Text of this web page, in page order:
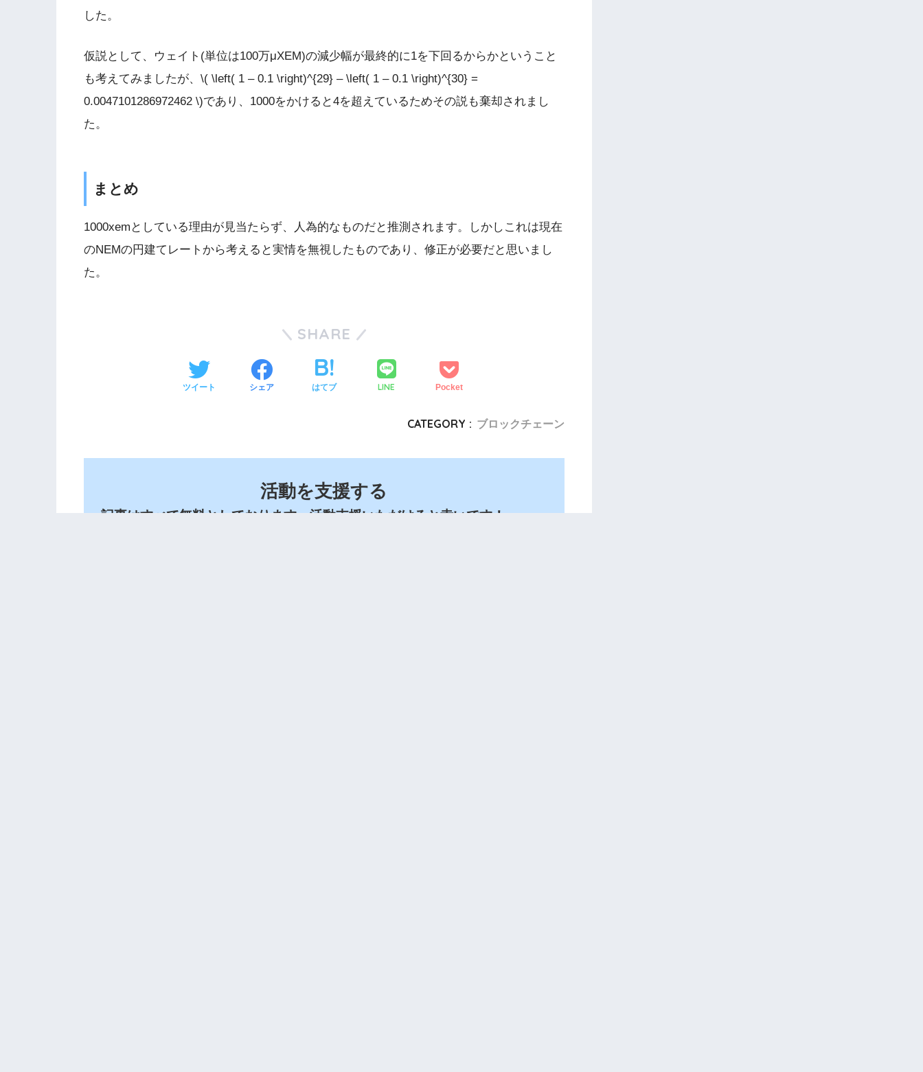
した。
仮説として、ウェイト(単位は100万μXEM)の減少幅が最終的に1を下回るからかということ
も考えてみましたが、\( \left( 1 – 0.1 \right)^{29} – \left( 1 – 0.1 \right)^{30} =
0.0047101286972462 \)であり、1000をかけると4を超えているためその説も棄却されまし
た。
まとめ
1000xemとしている理由が見当たらず、人為的なものだと推測されます。しかしこれは現在
のNEMの円建てレートから考えると実情を無視したものであり、修正が必要だと思いまし
た。
SHARE
ツイート シェア はてブ LINE Pocket
CATEGORY : ブロックチェーン
活動を支援する
記事はすべて無料としております。活動支援いただけると幸いです！